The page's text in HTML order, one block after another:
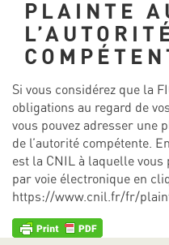
PLAINTE
Si vous considérez que la
obligations au regard de
vous pouvez adresser une
de l’autorité compétente.
est la CNIL à laquelle vous
par voie électronique en
https://www.cnil.fr/fr/